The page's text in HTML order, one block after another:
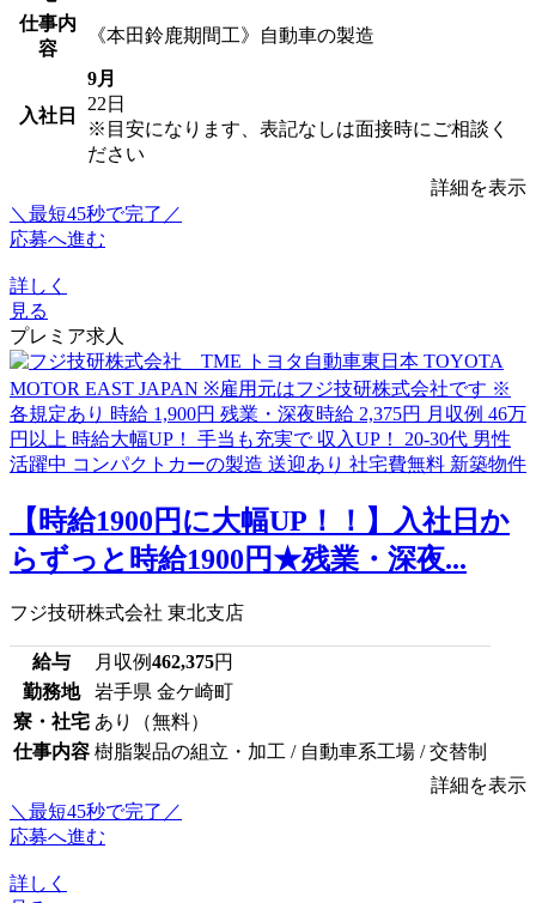
仕事内
容
《本田鈴鹿期間工》自動車の製造
入社日
9月
22日
※目安になります、表記なしは面接時にご相談く
ださい
詳細を表示
＼最短45秒で完了／
応募へ進む
詳しく
見る
プレミア求人
【時給1900円に大幅UP！！】入社日か
らずっと時給1900円★残業・深夜...
フジ技研株式会社 東北支店
給与 月収例462,375円
勤務地
岩手県 金ケ崎町
寮・社宅 あり（無料）
仕事内容 樹脂製品の組立・加工 / 自動車系工場 / 交替制
詳細を表示
＼最短45秒で完了／
応募へ進む
詳しく